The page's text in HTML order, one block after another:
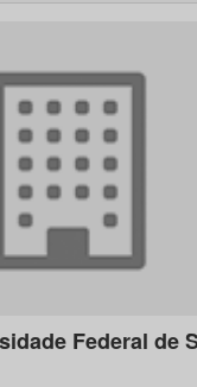
Federal de